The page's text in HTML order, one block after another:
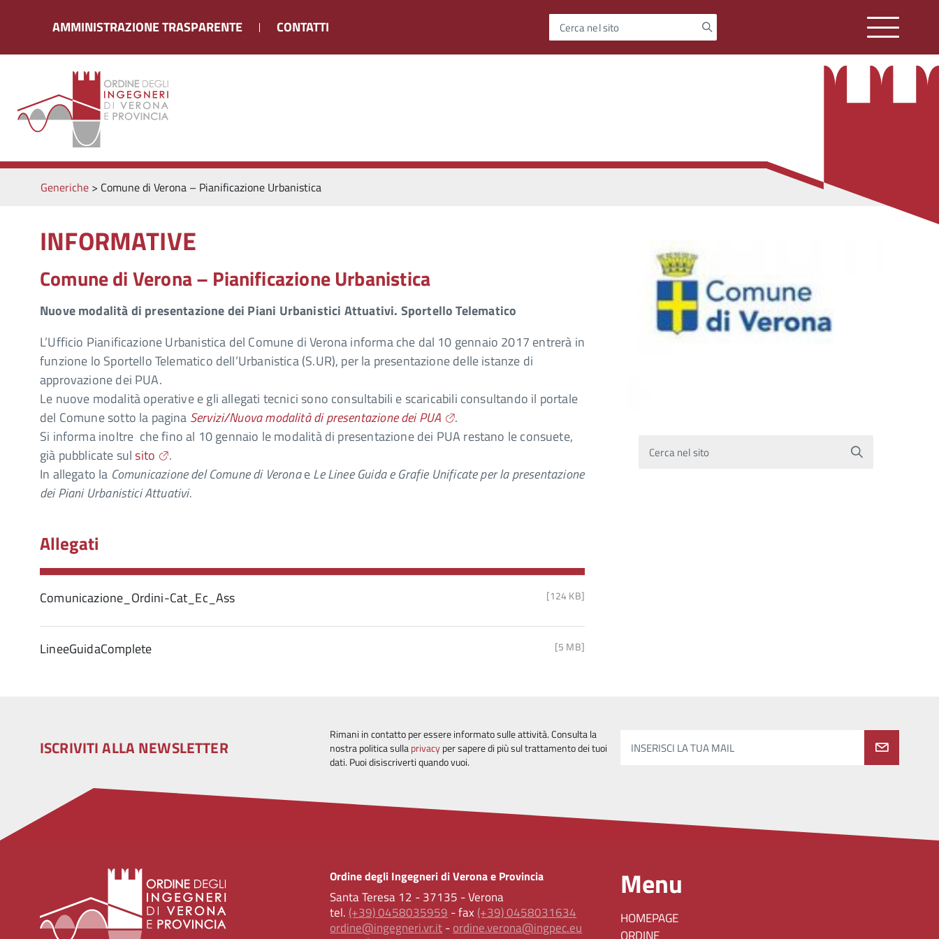
AMMINISTRAZIONE TRASPARENTE CONTATTI Cerca nel sito
Generiche> Comune di Verona – Pianificazione Urbanistica
INFORMATIVE
Comune di Verona – Pianificazione Urbanistica
Nuove modalità di presentazione dei Piani Urbanistici Attuativi. Sportello Telematico
L’Ufficio Pianificazione Urbanistica del Comune di Verona informa che dal 10 gennaio 2017 entrerà in
funzione lo Sportello Telematico dell’Urbanistica (S.UR), per la presentazione delle istanze di
approvazione dei PUA.
Le nuove modalità operative e gli allegati tecnici sono consultabili e scaricabili consultando il portale
del Comune sotto la pagina Servizi/Nuova modalità di presentazione dei PUA
.
Si informa inoltre che fino al 10 gennaio le modalità di presentazione dei PUA restano le consuete,
già pubblicate sulsito
.
In allegato la Comunicazione del Comune di VeronaeLe Linee Guida e Grafie Unificate per la presentazione
dei Piani Urbanistici Attuativi.
Allegati
Comunicazione_Ordini-Cat_Ec_Ass [124 KB]
LineeGuidaComplete [5 MB]
Cerca nel sito
ISCRIVITI ALLA NEWSLETTER
Rimani in contatto per essere informato sulle attività. Consulta la
nostra politica sullaprivacyper sapere di più sul trattamento dei tuoi
dati. Puoi disiscriverti quando vuoi.
INSERISCI LA TUA MAIL
Ordine degli Ingegneri di Verona e Provincia
Santa Teresa 12 - 37135 - Verona
tel. (+39) 0458035959 - fax (+39) 0458031634
ordine@ingegneri.vr.it-ordine.verona@ingpec.eu
Menu
HOMEPAGE